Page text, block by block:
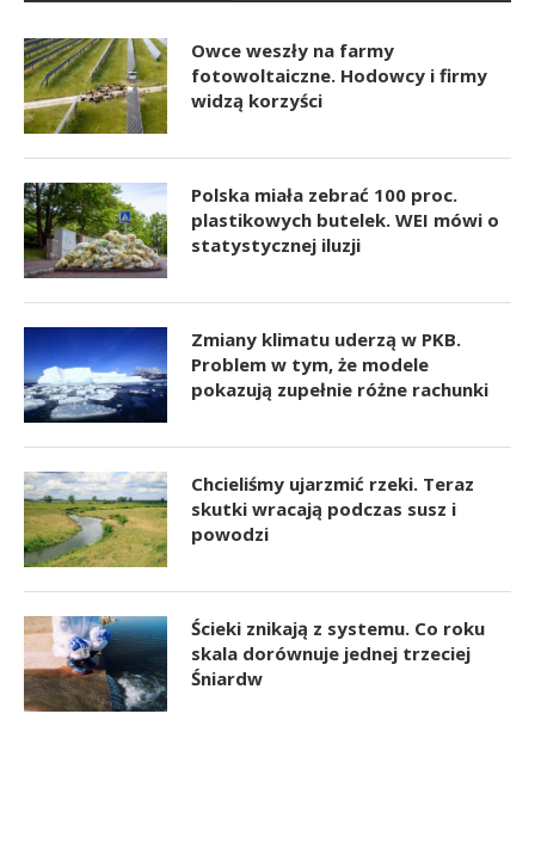
Owce weszły na farmy
fotowoltaiczne. Hodowcy i firmy
widzą korzyści
Polska miała zebrać 100 proc.
plastikowych butelek. WEI mówi o
statystycznej iluzji
Zmiany klimatu uderzą w PKB.
Problem w tym, że modele
pokazują zupełnie różne rachunki
Chcieliśmy ujarzmić rzeki. Teraz
skutki wracają podczas susz i
powodzi
Ścieki znikają z systemu. Co roku
skala dorównuje jednej trzeciej
Śniardw